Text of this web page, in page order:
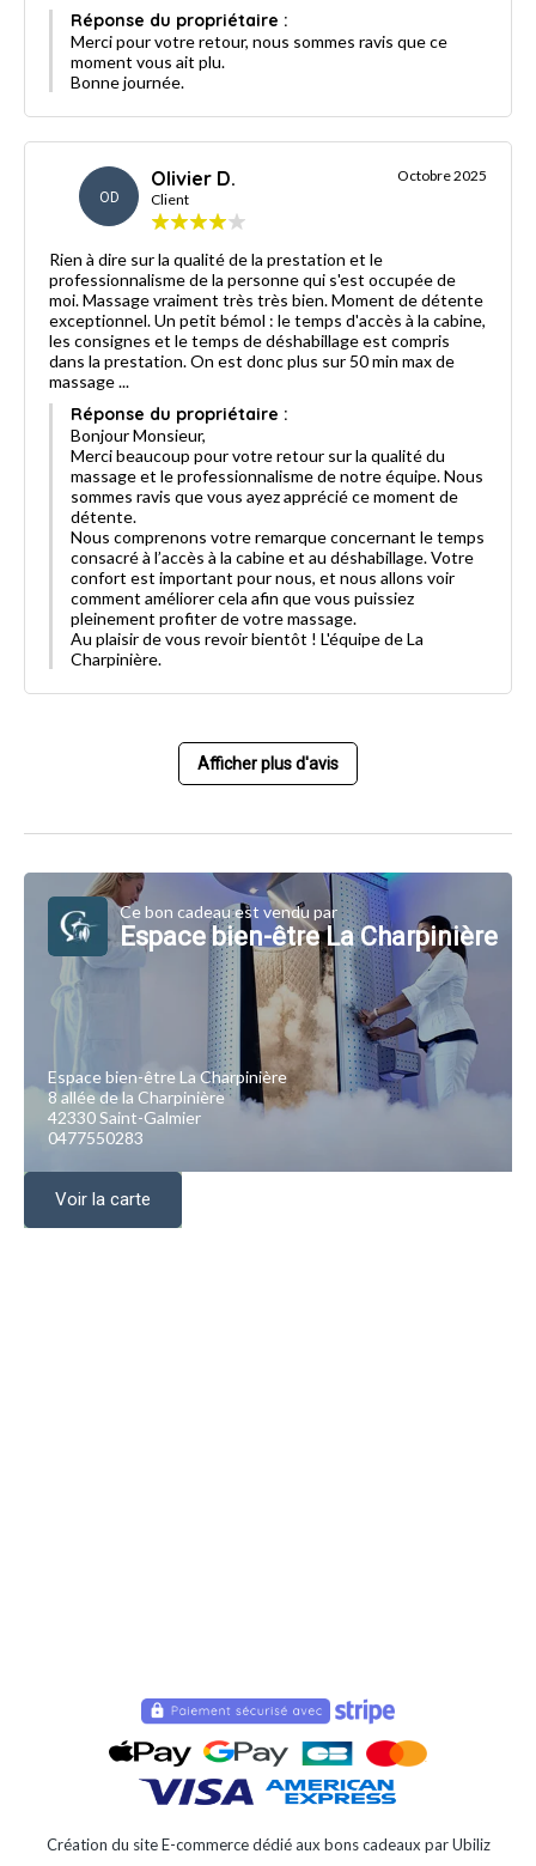
Réponse du propriétaire :
Merci pour votre retour, nous sommes ravis que ce
moment vous ait plu.
Bonne journée.
OD
Olivier D.
Client
Octobre 2025
Rien à dire sur la qualité de la prestation et le
professionnalisme de la personne qui s'est occupée de
moi. Massage vraiment très très bien. Moment de détente
exceptionnel. Un petit bémol : le temps d'accès à la cabine,
les consignes et le temps de déshabillage est compris
dans la prestation. On est donc plus sur 50 min max de
massage ...
Réponse du propriétaire :
Bonjour Monsieur,
Merci beaucoup pour votre retour sur la qualité du
massage et le professionnalisme de notre équipe. Nous
sommes ravis que vous ayez apprécié ce moment de
détente.
Nous comprenons votre remarque concernant le temps
consacré à l’accès à la cabine et au déshabillage. Votre
confort est important pour nous, et nous allons voir
comment améliorer cela afin que vous puissiez
pleinement profiter de votre massage.
Au plaisir de vous revoir bientôt ! L'équipe de La
Charpinière.
Afficher plus d'avis
Ce bon cadeau est vendu par
Espace bien-être La Charpinière
Espace bien-être La Charpinière
8 allée de la Charpinière
42330 Saint-Galmier
0477550283
Voir la carte
Création du site E-commerce dédié aux bons cadeaux par Ubiliz